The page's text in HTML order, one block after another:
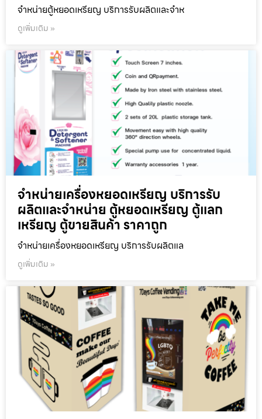
จำหน่ายตู้หยอดเหรียญ บริการรับผลิตและจำห
ดูเพิ่มเติม »
จำหน่ายเครื่องหยอดเหรียญ บริการรับ
ผลิตและจำหน่าย ตู้หยอดเหรียญ ตู้แลก
เหรียญ ตู้ขายสินค้า ราคาถูก
จำหน่ายเครื่องหยอดเหรียญ บริการรับผลิตแล
ดูเพิ่มเติม »